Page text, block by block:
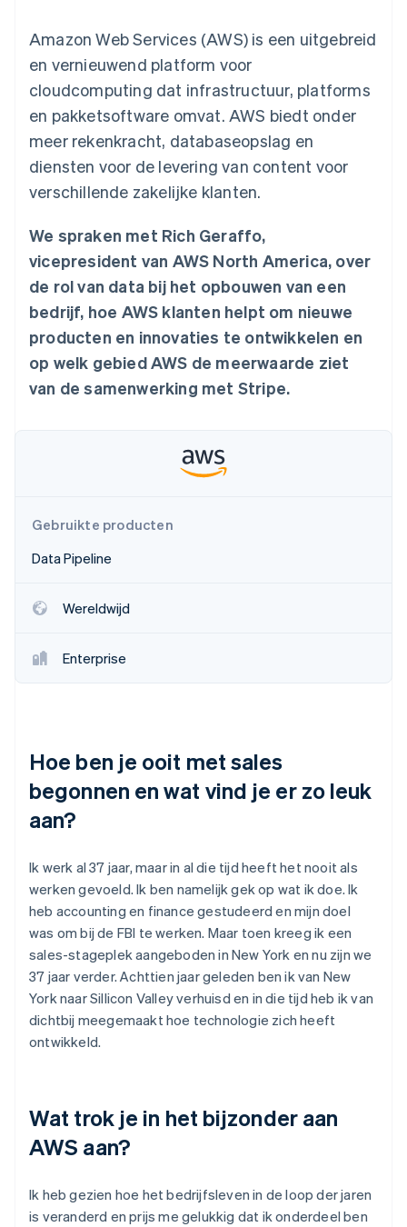
Terminal
Authorization
Boost
Optimaliseer de
acceptatie
Link
Financial
Connections
Product roadmap
Ontdek wat er in het verschiet ligt
Radar
Stripe Sessions 2026
Platforms
SaaS
Per branche
AI-bedrijven
Creator economy
Gaming
tijd
Verzekering
Media en entertainment
Non-profitorganisaties
Professionele
dienstverlening
Publieke sector
Detailhandel
Ecosysteem
bieden
Betaalkaarten uitgeven
die door stablecoins
worden gedekt
Diensten voorzien en
beheren met agents
Bronnen
App-integraties
Voorbeelden van code
Developerblog
API-status
Productroadmap
Jaarlijks congres
Sessions
Vacatures
Stripe Newsroom
Stripe Press
Contact
Neem contact op
Partner worden
Amazon Web Services (AWS) is een uitgebreid
en vernieuwend platform voor
cloudcomputing dat infrastructuur, platforms
en pakketsoftware omvat. AWS biedt onder
meer rekenkracht, databaseopslag en
diensten voor de levering van content voor
verschillende zakelijke klanten.
We spraken met Rich Geraffo,
vicepresident van AWS North America, over
de rol van data bij het opbouwen van een
bedrijf, hoe AWS klanten helpt om nieuwe
producten en innovaties te ontwikkelen en
op welk gebied AWS de meerwaarde ziet
van de samenwerking met Stripe.
Gebruikte producten
Data Pipeline
Wereldwijd
Enterprise
Hoe ben je ooit met sales
begonnen en wat vind je er zo leuk
aan?
Ik werk al 37 jaar, maar in al die tijd heeft het nooit als
werken gevoeld. Ik ben namelijk gek op wat ik doe. Ik
heb accounting en finance gestudeerd en mijn doel
was om bij de FBI te werken. Maar toen kreeg ik een
sales-stageplek aangeboden in New York en nu zijn we
37 jaar verder. Achttien jaar geleden ben ik van New
York naar Sillicon Valley verhuisd en in die tijd heb ik van
dichtbij meegemaakt hoe technologie zich heeft
ontwikkeld.
Wat trok je in het bijzonder aan
AWS aan?
Ik heb gezien hoe het bedrijfsleven in de loop der jaren
is veranderd en prijs me gelukkig dat ik onderdeel ben